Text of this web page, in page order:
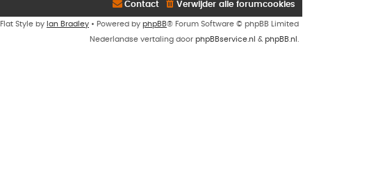
Verwijder alle forumcookies
Contact
Flat Style by Ian Bradley • Powered by phpBB® Forum Software © phpBB Limited
Nederlandse vertaling door phpBBservice.nl & phpBB.nl